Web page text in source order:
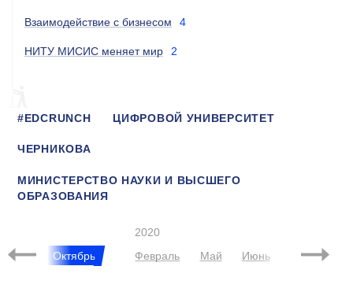
Взаимодействие с бизнесом 4
НИТУ МИСИС меняет мир 2
#EDCRUNCH ЦИФРОВОЙ УНИВЕРСИТЕТ
ЧЕРНИКОВА
МИНИСТЕРСТВО НАУКИ И ВЫСШЕГО
ОБРАЗОВАНИЯ
Октябрь
2020
Февраль
Май Июнь Август